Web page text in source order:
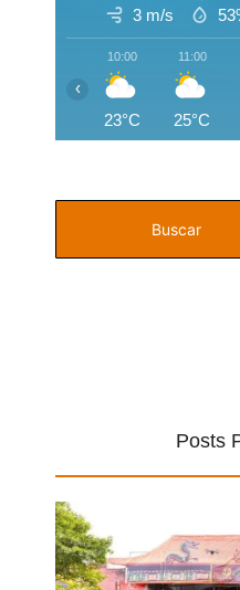
3 m/s
10:00
23°C
11:00
25°C
‹
Posts